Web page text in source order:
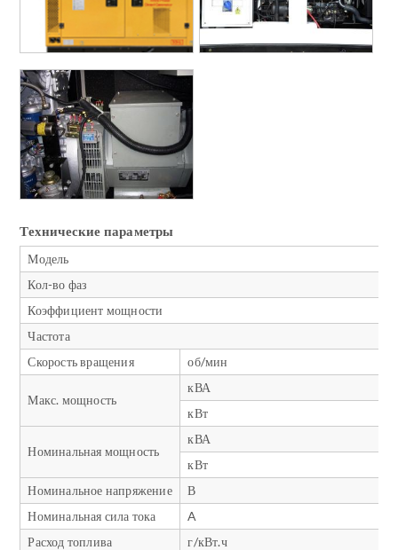
Технические параметры
Модель
Кол-во фаз
Коэффициент мощности
Частота
Скорость вращения
об/мин
Макс. мощность
кВА
кВт
Номинальная мощность
кВА
кВт
Номинальное напряжение
В
Номинальная сила тока
A
Расход топлива
г/кВт.ч